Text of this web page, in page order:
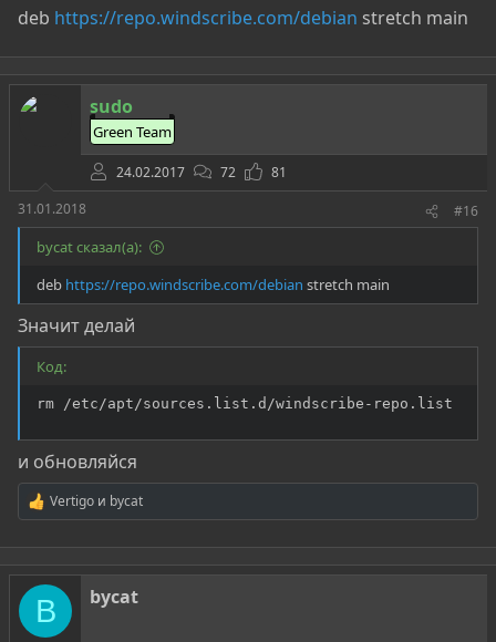
deb https://repo.windscribe.com/debian stretch main
sudo
Green Team
24.02.2017 72
81
31.01.2018
#16
bycat сказал(а):
deb https://repo.windscribe.com/debian stretch main
Значит делай
Код:
rm /etc/apt/sources.list.d/windscribe-repo.list
и обновляйся
Р
е
а
к
ц
и
:
Vertigo и bycat
B bycat